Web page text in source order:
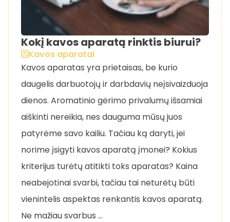
Kokį kavos aparatą rinktis biurui?
Kavos aparatai
Kavos aparatas yra prietaisas, be kurio
daugelis darbuotojų ir darbdavių neįsivaizduoja
dienos. Aromatinio gėrimo privalumų išsamiai
aiškinti nereikia, nes dauguma mūsų juos
patyrėme savo kailiu. Tačiau ką daryti, jei
norime įsigyti kavos aparatą įmonei? Kokius
kriterijus turėtų atitikti toks aparatas? Kaina
neabejotinai svarbi, tačiau tai neturėtų būti
vienintelis aspektas renkantis kavos aparatą.
Ne mažiau svarbus …